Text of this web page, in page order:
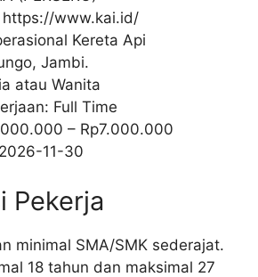
https://www.kai.id/
Kereta Api
Jambi.
atau Wanita
Full Time
– Rp7.000.000
2026-11-30
Pekerja
minimal SMA/SMK sederajat.
18 tahun dan maksimal 27